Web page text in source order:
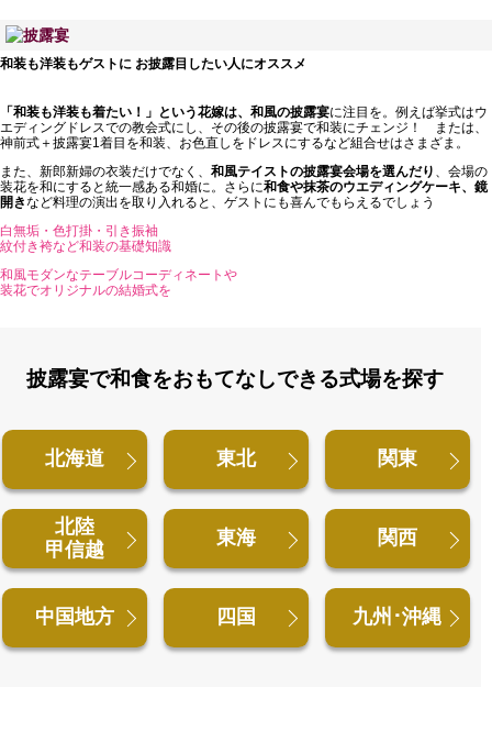
和装も洋装もゲストに お披露目したい人にオススメ
「和装も洋装も着たい！」という花嫁は、和風の披露宴に注目を。例えば挙式はウ
エディングドレスでの教会式にし、その後の披露宴で和装にチェンジ！ または、
神前式＋披露宴1着目を和装、お色直しをドレスにするなど組合せはさまざま。
また、新郎新婦の衣装だけでなく、 和風テイストの披露宴会場を選んだり 、会場の
装花を和にすると統一感ある和婚に。さらに和食や抹茶のウエディングケーキ、鏡
開きなど料理の演出を取り入れると、ゲストにも喜んでもらえるでしょう
白無垢・色打掛・引き振袖
紋付き袴など和装の基礎知識
和風モダンなテーブルコーディネートや
装花でオリジナルの結婚式を
披露宴で和食をおもてなしできる式場を探す
北海道 東北 関東
北陸
甲信越
東海 関西
中国地方 四国 九州･沖縄